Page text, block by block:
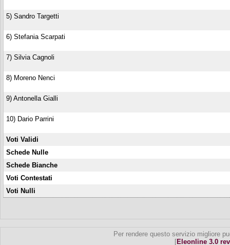
5) Sandro Targetti
6) Stefania Scarpati
7) Silvia Cagnoli
8) Moreno Nenci
9) Antonella Gialli
10) Dario Parrini
Voti Validi
Schede Nulle
Schede Bianche
Voti Contestati
Voti Nulli
Per rendere questo servizio migliore
[Eleonline 3.0